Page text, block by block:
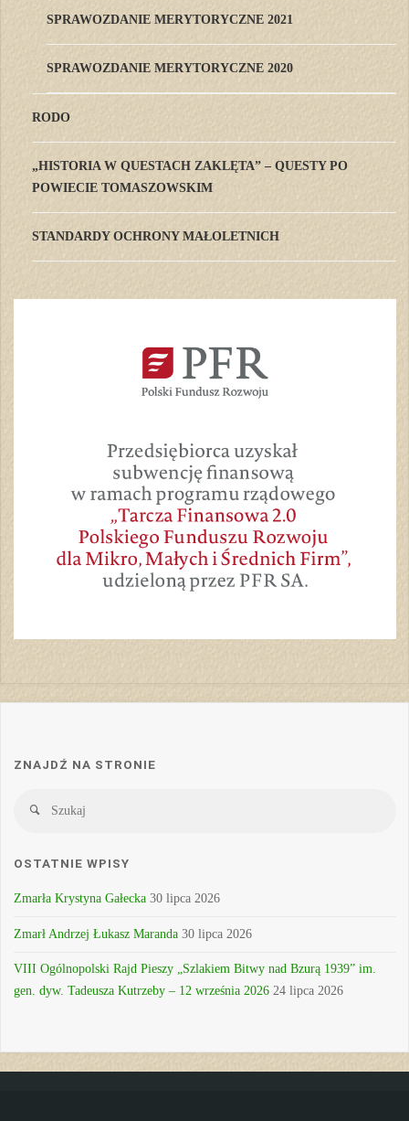
SPRAWOZDANIE MERYTORYCZNE 2021
SPRAWOZDANIE MERYTORYCZNE 2020
RODO
„HISTORIA W QUESTACH ZAKLĘTA” – QUESTY PO
POWIECIE TOMASZOWSKIM
STANDARDY OCHRONY MAŁOLETNICH
ZNAJDŹ NA STRONIE
Szukaj
OSTATNIE WPISY
Zmarła Krystyna Gałecka 30 lipca 2026
Zmarł Andrzej Łukasz Maranda 30 lipca 2026
VIII Ogólnopolski Rajd Pieszy „Szlakiem Bitwy nad Bzurą 1939” im.
gen. dyw. Tadeusza Kutrzeby – 12 września 2026 24 lipca 2026